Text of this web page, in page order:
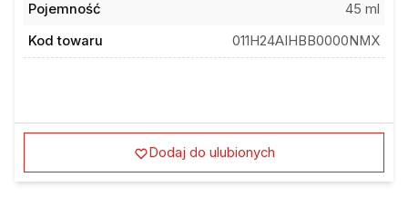
Pojemność
45 ml
Kod towaru
011H24AIHBB0000NMX
Dodaj do ulubionych